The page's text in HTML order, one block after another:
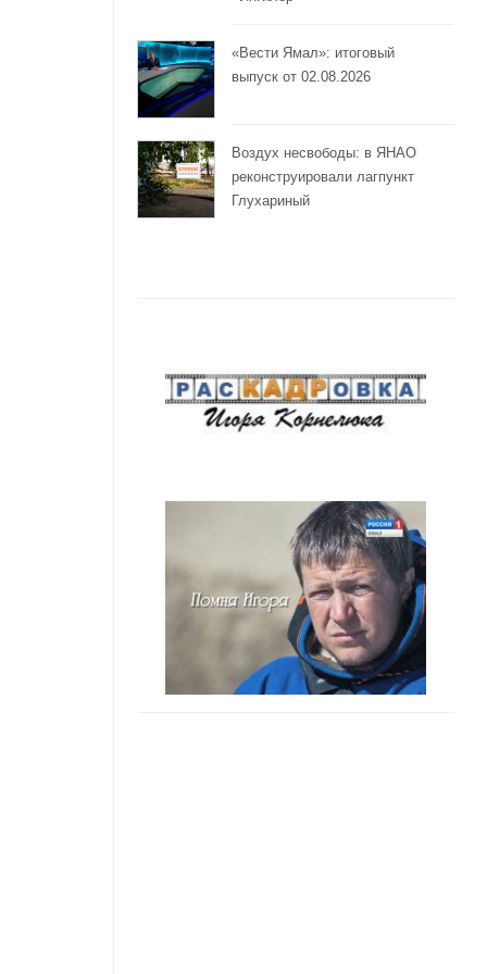
«Вести Ямал»: итоговый
выпуск от 02.08.2026
Воздух несвободы: в ЯНАО
реконструировали лагпункт
Глухариный